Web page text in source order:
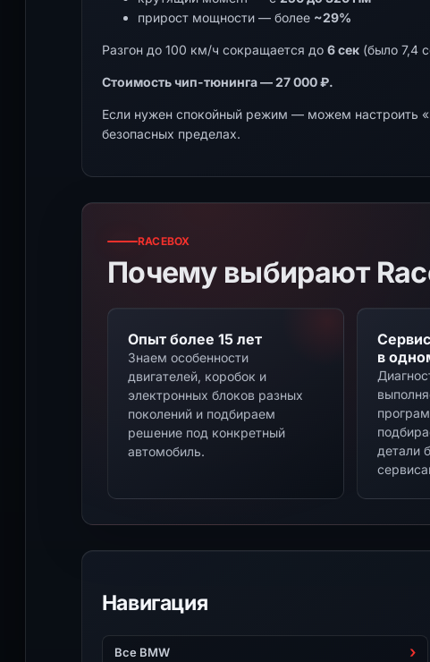
прирост мощности — более ~29%
Разгон до 100 км/ч сокращается до 6 сек(было 7,4
Стоимость чип-тюнинга — 27 000 ₽.
Если нужен спокойный режим — можем настроить
безопасных пределах.
RACEBOX
Почему выбирают
Опыт более 15 лет
Знаем особенности
двигателей, коробок и
электронных блоков разных
поколений и подбираем
решение под конкретный
автомобиль.
в
детали
Навигация
Все BMW